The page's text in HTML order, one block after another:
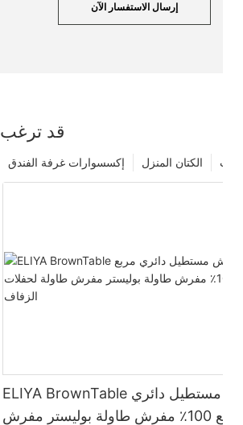
إرسال الاستفسار الآن
قد ترغب
الكتان المنزل إكسسوارات غرفة الفندق
ELIYA BrownTable قماش مستطيل دائري
مربع 100٪ مفرش طاولة بوليستر مفرش